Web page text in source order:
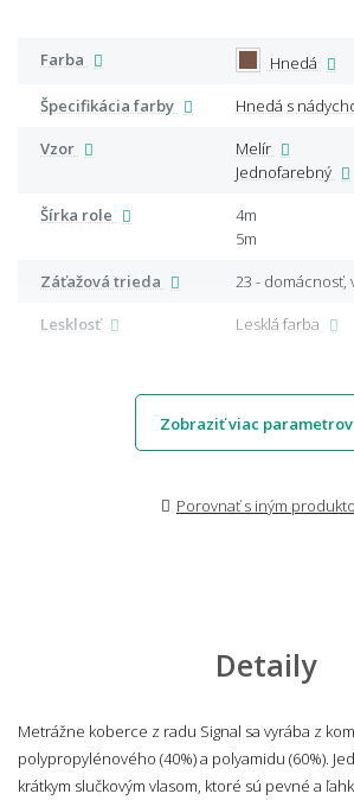
Farba
Hnedá
Špecifikácia farby
Hnedá s
Vzor
Melír
Jednofarebný
Šírka role
4m
5m
Záťažová trieda
23 - domácnosť,
Lesklosť
Lesklá farba
Zobraziť viac parametrov
Porovnať s iným
Detaily
Metrážne koberce z radu Signal sa vyrába z
polypropylénového (40%) a polyamidu (60%).
krátkym slučkovým vlasom, ktoré sú pevné a